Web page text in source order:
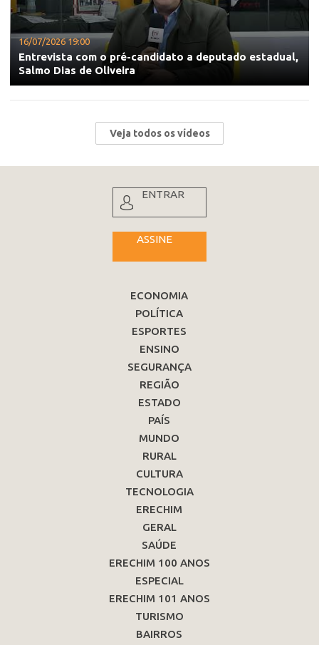
16/07/2026 19:00
Entrevista com o pré-candidato a deputado estadual,
Salmo Dias de Oliveira
Veja todos os vídeos
ENTRAR
ASSINE
ECONOMIA
POLÍTICA
ESPORTES
ENSINO
SEGURANÇA
REGIÃO
ESTADO
PAÍS
MUNDO
RURAL
CULTURA
TECNOLOGIA
ERECHIM
GERAL
SAÚDE
ERECHIM 100 ANOS
ESPECIAL
ERECHIM 101 ANOS
TURISMO
BAIRROS